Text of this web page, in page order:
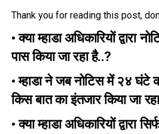
Thank you for reading this post,
• क्या म्हाडा अधिकारियों द्वारा
पास किया जा रहा है..?
• म्हाडा ने जब नोटिस में २४ घंटे
किस बात का इंतजार किया जा
• क्या म्हाडा अधिकारियों द्वारा